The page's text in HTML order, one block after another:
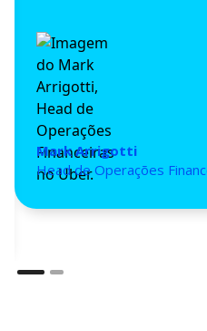
Linda Chuan
Slide 2 of 2.